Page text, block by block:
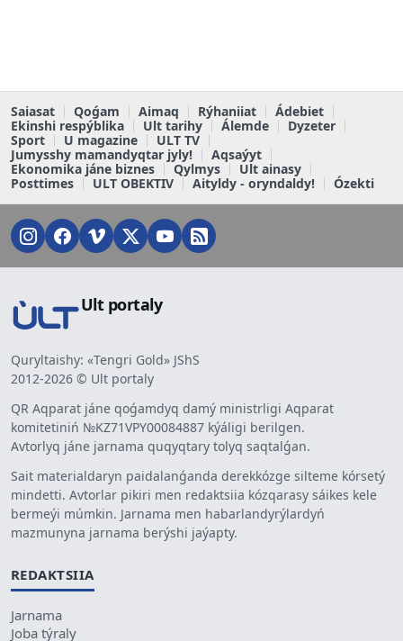
Saiasat Qoǵam Aimaq Rýhaniiat
Ádebiet
Ekinshi respýblika
Ult tarihy Álemde
Dyzeter
Sport
U magazine
ULT TV
Jumysshy mamandyqtar jyly!
Aqsaýyt
Ekonomika jáne biznes
Qylmys
Ult ainasy
Posttimes
ULT OBEKTIV Aityldy - oryndaldy! Ózekti
Ult portaly
Quryltaishy: «Tengri Gold» JShS
2012-2026 © Ult portaly
QR Aqparat jáne qoǵamdyq damý ministrligi Aqparat
komitetiniń №KZ71VPY00084887 kýáligi berilgen.
Avtorlyq jáne jarnama quqyqtary tolyq saqtalǵan.
Sait materialdaryn paidalanǵanda derekkózge silteme kórsetý
mindetti. Avtorlar pikiri men redaktsiia kózqarasy sáikes kele
bermeýi múmkin. Jarnama men habarlandyrýlardyń
mazmunyna jarnama berýshi jaýapty.
REDAKTSIIA
Jarnama
Joba týraly